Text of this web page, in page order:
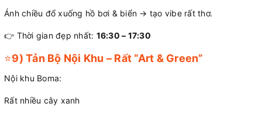
Ánh chiều đổ xuống hồ bơi & biển → tạo vibe rất thơ.
👉 Thời gian đẹp nhất: 16:30 – 17:30
⭐9) Tản Bộ Nội Khu – Rất “Art & Green”
Nội khu Boma:
Rất nhiều cây xanh